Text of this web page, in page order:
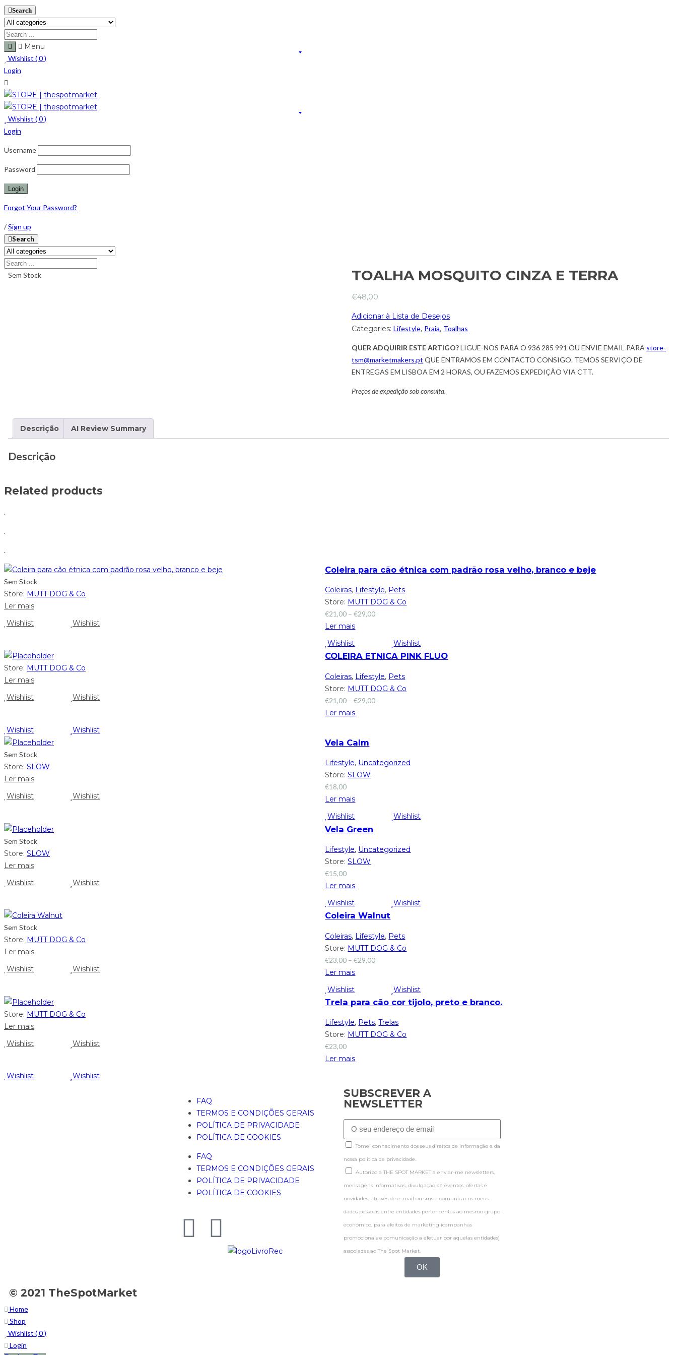
Search
Menu
Wishlist (0)
Login
Wishlist (0)
Login
Username
Password
Forgot Your Password?
/Sign up
Search
Sem Stock TOALHA MOSQUITO CINZA E TERRA
€48,00
Adicionar à Lista de Desejos
Categories:Lifestyle, Praia, Toalhas
QUER ADQUIRIR ESTE ARTIGO?LIGUE-NOS PARA O 936 285 991 OU ENVIE EMAIL PARA store-
tsm@marketmakers.pt QUE ENTRAMOS EM CONTACTO CONSIGO. TEMOS SERVIÇO DE
ENTREGAS EM LISBOA EM 2 HORAS, OU FAZEMOS EXPEDIÇÃO VIA CTT.
Preços de expedição sob consulta.
Descrição AI Review Summary
Descrição
Related products
.
.
.
Sem Stock
Store: MUTT DOG & Co
Ler mais
Wishlist
Wishlist
Coleira para cão étnica com padrão rosa velho, branco e beje
Coleiras, Lifestyle, Pets
Store: MUTT DOG & Co
€21,00 – €29,00
Ler mais
Wishlist
Wishlist
Store: MUTT DOG & Co
Ler mais
Wishlist
Wishlist
COLEIRA ETNICA PINK FLUO
Coleiras, Lifestyle, Pets
Store: MUTT DOG & Co
€21,00 – €29,00
Ler mais
Wishlist
Wishlist
Sem Stock
Store: SLOW
Ler mais
Wishlist
Wishlist
Vela Calm
Lifestyle, Uncategorized
Store:SLOW
€18,00
Ler mais
Wishlist
Wishlist
Sem Stock
Store: SLOW
Ler mais
Wishlist
Wishlist
Vela Green
Lifestyle, Uncategorized
Store:SLOW
€15,00
Ler mais
Wishlist
Wishlist
Sem Stock
Store: MUTT DOG & Co
Ler mais
Wishlist
Wishlist
Coleira Walnut
Coleiras, Lifestyle, Pets
Store: MUTT DOG & Co
€23,00 – €29,00
Ler mais
Wishlist
Wishlist
Store: MUTT DOG & Co
Ler mais
Wishlist
Wishlist
Trela para cão cor tijolo, preto e branco.
Lifestyle, Pets,Trelas
Store: MUTT DOG & Co
€23,00
Ler mais
Wishlist
Wishlist
FAQ
TERMOS E CONDIÇÕES GERAIS
POLÍTICA DE PRIVACIDADE
POLÍTICA DE COOKIES
FAQ
TERMOS E CONDIÇÕES GERAIS
POLÍTICA DE PRIVACIDADE
POLÍTICA DE COOKIES
SUBSCREVER A
NEWSLETTER
Tomei conhecimento dos seus direitos de informação e da
nossa politica de privacidade.
Autorizo a THE SPOT MARKET a enviar-me newsletters,
mensagens informativas, divulgação de eventos, ofertas e
novidades, através de e-mail ou sms e comunicar os meus
dados pessoais entre entidades pertencentes ao mesmo grupo
económico, para efeitos de marketing (campanhas
promocionais e comunicação a efetuar por aquelas entidades)
associadas ao The Spot Market.
OK
© 2021 TheSpotMarket
Home
Shop
Wishlist (0)
Login